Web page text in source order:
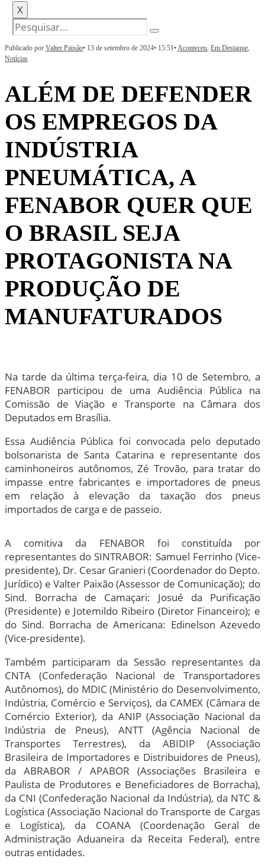
X
Publicado por Valter Paixão• 13 de setembro de 2024• 15:51•Aconteceu, Em Destaque,
Notícias
ALÉM DE DEFENDER
OS EMPREGOS DA
INDÚSTRIA
PNEUMÁTICA, A
FENABOR QUER QUE
O BRASIL SEJA
PROTAGONISTA NA
PRODUÇÃO DE
MANUFATURADOS
Na tarde da última terça-feira, dia 10 de Setembro, a
FENABOR participou de uma Audiência Pública na
Comissão de Viação e Transporte na Câmara dos
Deputados em Brasília.
Essa Audiência Pública foi convocada pelo deputado
bolsonarista de Santa Catarina e representante dos
caminhoneiros autônomos, Zé Trovão, para tratar do
impasse entre fabricantes e importadores de pneus
em relação à elevação da taxação dos pneus
importados de carga e de passeio.
A comitiva da FENABOR foi constituída por
representantes do SINTRABOR: Samuel Ferrinho (Vice-
presidente), Dr. Cesar Granieri (Coordenador do Depto.
Jurídico) e Valter Paixão (Assessor de Comunicação); do
Sind. Borracha de Camaçari: Josué da Purificação
(Presidente) e Jotemildo Ribeiro (Diretor Financeiro); e
do Sind. Borracha de Americana: Edinelson Azevedo
(Vice-presidente).
Também participaram da Sessão representantes da
CNTA (Confederação Nacional de Transportadores
Autônomos), do MDIC (Ministério do Desenvolvimento,
Indústria, Comércio e Serviços), da CAMEX (Câmara de
Comércio Exterior), da ANIP (Associação Nacional da
Indústria de Pneus), ANTT (Agência Nacional de
Transportes Terrestres), da ABIDIP (Associação
Brasileira de Importadores e Distribuidores de Pneus),
da ABRABOR / APABOR (Associações Brasileira e
Paulista de Produtores e Beneficiadores de Borracha),
da CNI (Confederação Nacional da Indústria), da NTC &
Logística (Associação Nacional do Transporte de Cargas
e Logística), da COANA (Coordenação Geral de
Administração Aduaneira da Receita Federal), entre
outras entidades.